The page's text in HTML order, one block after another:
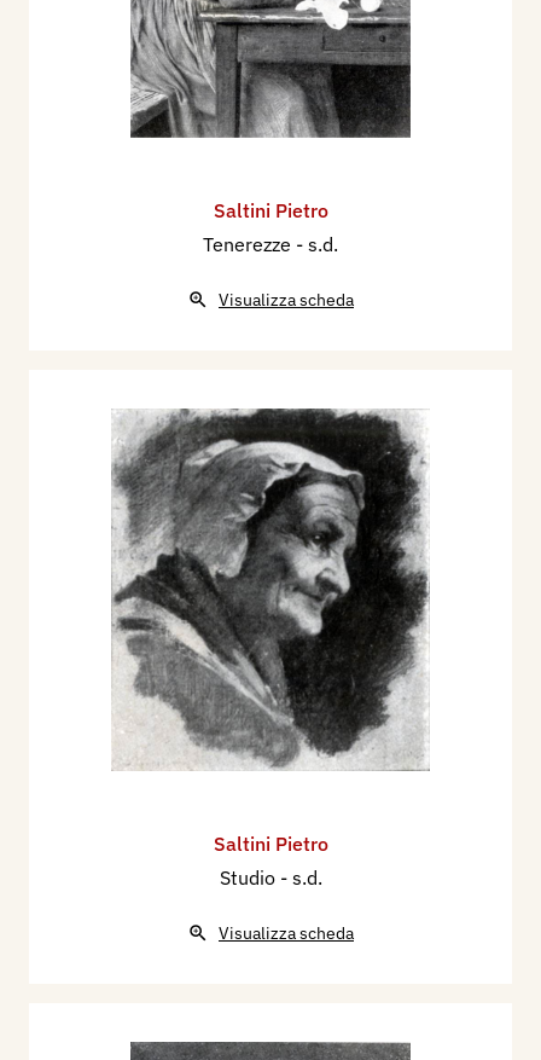
Saltini Pietro
Tenerezze - s.d.
Visualizza scheda
Saltini Pietro
Studio - s.d.
Visualizza scheda